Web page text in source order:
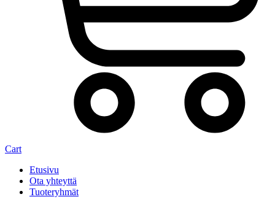
Cart
Etusivu
Ota yhteyttä
Tuoteryhmät